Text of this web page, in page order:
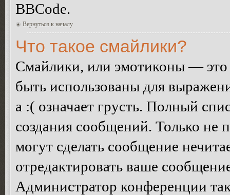
BBCode.
Вернуться к началу
Что такое смайлики?
Смайлики, или эмотиконы — это
быть использованы для
а :( означает грусть. Полный
создания сообщений. Только не
могут сделать сообщение
отредактировать ваше
Администратор конференции